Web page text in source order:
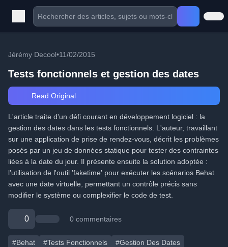
Jérémy Decool•11/02/2015
Tests fonctionnels et gestion des dates
Read Original
L'article traite d'un défi courant en développement logiciel : la
gestion des dates dans les tests fonctionnels. L'auteur, travaillant
sur une application de prise de rendez-vous, décrit les problèmes
posés par un jeu de données statique pour tester des contraintes
liées à la date du jour. Il présente ensuite la solution adoptée :
l'utilisation de l'outil 'faketime' pour exécuter les scénarios Behat
avec une date virtuelle, permettant un contrôle précis sans
modifier le système ou complexifier le code de test.
0 0 commentaires
#Behat #Tests Fonctionnels #Gestion Des Dates